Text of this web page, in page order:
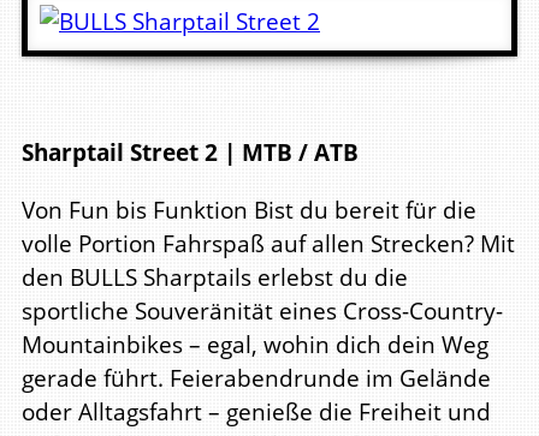
Sharptail Street 2 | MTB / ATB
Von Fun bis Funktion Bist du bereit für die
volle Portion Fahrspaß auf allen Strecken? Mit
den BULLS Sharptails erlebst du die
sportliche Souveränität eines Cross-Country-
Mountainbikes – egal, wohin dich dein Weg
gerade führt. Feierabendrunde im Gelände
oder Alltagsfahrt – genieße die Freiheit und